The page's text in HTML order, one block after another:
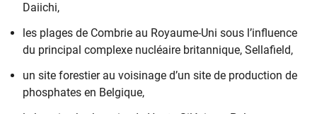
Daiichi,
les plages de Combrie au Royaume-Uni sous l’influence
du principal complexe nucléaire britannique, Sellafield,
un site forestier au voisinage d’un site de production de
phosphates en Belgique,